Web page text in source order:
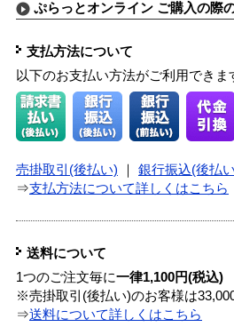
ぷらっとオンライン ご購入の際
支払方法について
以下のお支払い方法がご利用できま
売掛取引(後払い) 銀行振込(後払
⇒支払方法について詳しくはこちら
送料について
1つのご注文毎に一律1,100円(税込)
※売掛取引(後払い)のお客様は
⇒送料について詳しくはこちら